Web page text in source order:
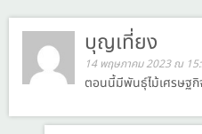
บุญเที่ยง
14 พฤษภาคม 2023 ณ
ตอนนี้มีพันธุ์ไม้เศรษฐ